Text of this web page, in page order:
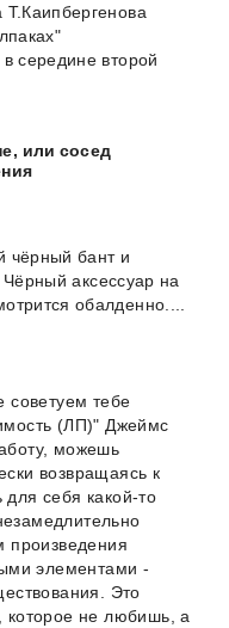
середине второй
или сосед
чёрный бант и
Чёрный аксессуар на
обалденно....
советуем тебе
(ЛП)" Джеймс
можешь
возвращаясь к
себя какой-то
произведения
элементами -
Это
которое не любишь, а